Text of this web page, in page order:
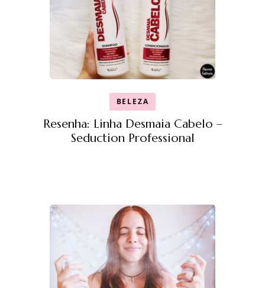
BELEZA
Resenha: Linha Desmaia Cabelo –
Seduction Professional